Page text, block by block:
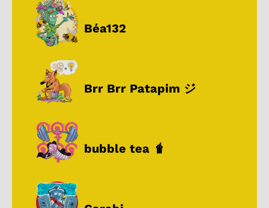
Béa132
Brr Brr Patapim ジ
bubble tea 🧋